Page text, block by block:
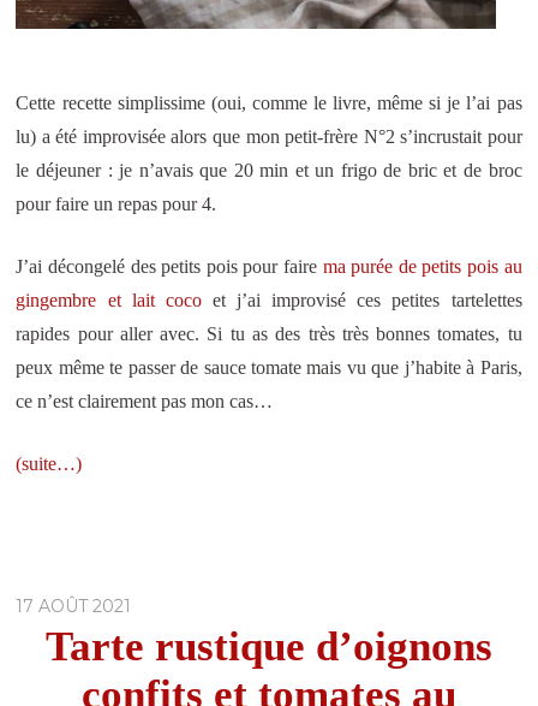
Cette recette simplissime (oui, comme le livre, même si je l’ai pas
lu) a été improvisée alors que mon petit-frère N°2 s’incrustait pour
le déjeuner : je n’avais que 20 min et un frigo de bric et de broc
pour faire un repas pour 4.
J’ai décongelé des petits pois pour faire ma purée de petits pois au
gingembre et lait cocoet j’ai improvisé ces petites tartelettes
rapides pour aller avec. Si tu as des très très bonnes tomates, tu
peux même te passer de sauce tomate mais vu que j’habite à Paris,
ce n’est clairement pas mon cas…
(suite…)
17 AOÛT 2021
Tarte rustique d’oignons
confits et tomates au